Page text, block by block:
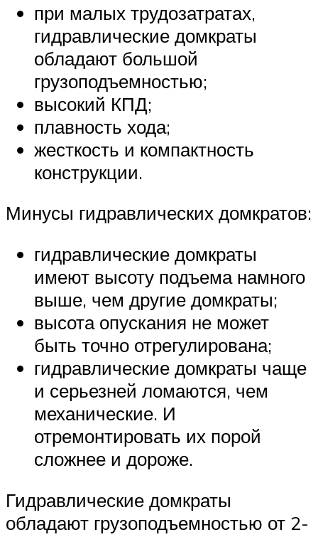
при малых трудозатратах,
гидравлические домкраты
обладают большой
грузоподъемностью;
высокий КПД;
плавность хода;
жесткость и компактность
конструкции.
Минусы гидравлических домкратов:
гидравлические домкраты
имеют высоту подъема намного
выше, чем другие домкраты;
высота опускания не может
быть точно отрегулирована;
гидравлические домкраты чаще
и серьезней ломаются, чем
механические. И
отремонтировать их порой
сложнее и дороже.
Гидравлические домкраты
обладают грузоподъемностью от 2-